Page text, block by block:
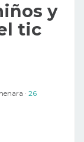
y
tic
26